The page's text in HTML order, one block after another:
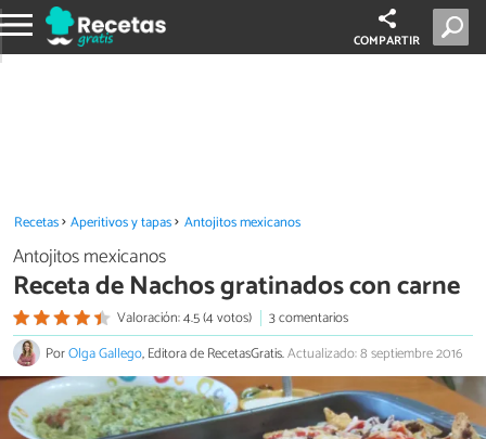
COMPARTIR
Recetas Aperitivos y tapas Antojitos mexicanos
Antojitos mexicanos
Receta de Nachos gratinados con carne
Valoración: 4.5 (4 votos)
3 comentarios
PorOlga Gallego, Editora de RecetasGratis.Actualizado: 8 septiembre 2016